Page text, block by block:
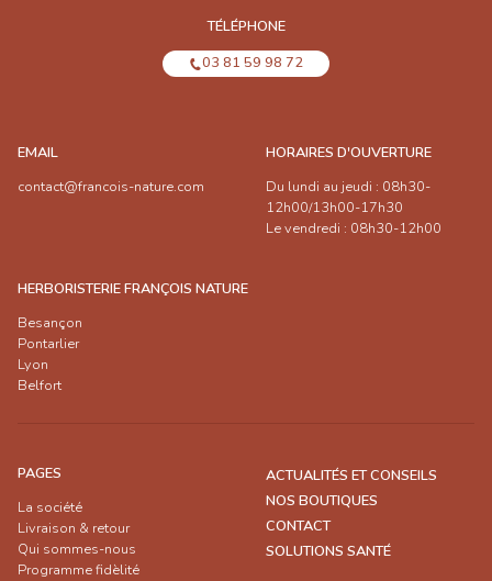
TÉLÉPHONE
03 81 59 98 72
EMAIL
contact@francois-nature.com
HORAIRES D'OUVERTURE
Du lundi au jeudi : 08h30-
12h00/13h00-17h30
Le vendredi : 08h30-12h00
HERBORISTERIE FRANÇOIS NATURE
Besançon
Pontarlier
Lyon
Belfort
PAGES
La société
Livraison & retour
Qui sommes-nous
Programme fidèlité
ACTUALITÉS ET CONSEILS
NOS BOUTIQUES
CONTACT
SOLUTIONS SANTÉ